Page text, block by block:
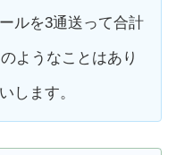
ルを3通送って合計
ようなことはあり
します。